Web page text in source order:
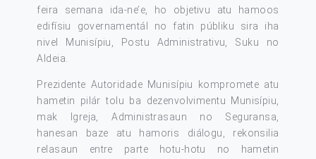
feira semana ida-ne’e, ho objetivu atu hamoos
edifísiu governamentál no fatin públiku sira iha
nivel Munisípiu, Postu Administrativu, Suku no
Aldeia.
Prezidente Autoridade Munisípiu kompromete atu
hametin pilár tolu ba dezenvolvimentu Munisípiu,
mak Igreja, Administrasaun no Seguransa,
hanesan baze atu hamoris diálogu, rekonsilia
relasaun entre parte hotu-hotu no hametin